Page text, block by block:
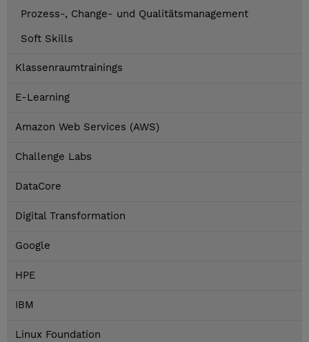
Prozess-, Change- und Qualitätsmanagement
Soft Skills
Klassenraumtrainings
E-Learning
Amazon Web Services (AWS)
Challenge Labs
DataCore
Digital Transformation
Google
HPE
IBM
Linux Foundation